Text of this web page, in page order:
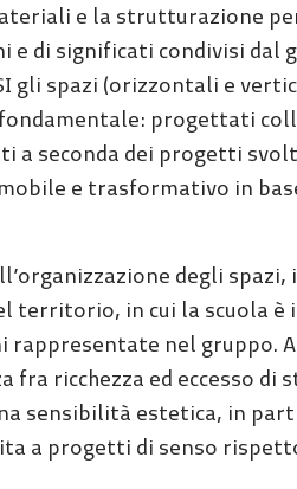
e la strutturazione
di significati condivisi dal
gli spazi (orizzontali e
progettati
a seconda dei progetti
e trasformativo in
degli spazi,
territorio, in cui la scuola è
nel gruppo.
ricchezza ed eccesso di
sensibilità estetica, in
a progetti di senso